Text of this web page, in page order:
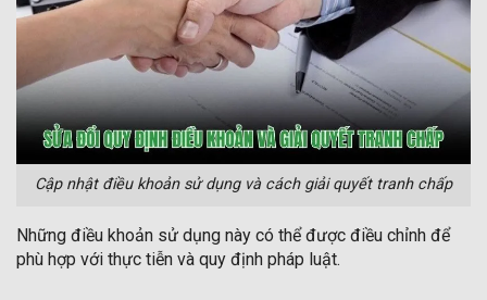
Cập nhật điều khoản sử dụng và cách giải quyết tranh chấp
Những điều khoản sử dụng này có thể được điều chỉnh để
phù hợp với thực tiễn và quy định pháp luật.